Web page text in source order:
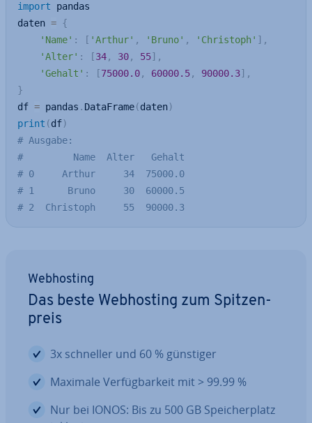
import pandas
daten = {
'Name' : [ 'Arthur' , 'Bruno' , 'Christoph' ] ,
'Alter' : [34, 30, 55] ,
'Gehalt' : [75000.0, 60000.5, 90000.3] ,
}
df = pandas . DataFrame(daten)
print (df)
# Ausgabe:
#         Name  Alter   Gehalt
# 0     Arthur     34  75000.0
# 1      Bruno     30  60000.5
# 2  Christoph     55  90000.3
Web­hos­ting
Das beste Web­hos­ting zum Spit­zen­
preis
3x schneller und 60 % günstiger
Maximale Ver­füg­bar­keit mit > 99.99 %
Nur bei IONOS: Bis zu 500 GB Spei­cher­platz